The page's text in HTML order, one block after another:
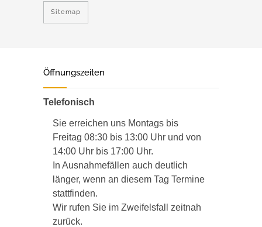
Sitemap
Öffnungszeiten
Telefonisch
Sie erreichen uns Montags bis
Freitag 08:30 bis 13:00 Uhr und von
14:00 Uhr bis 17:00 Uhr.
In Ausnahmefällen auch deutlich
länger, wenn an diesem Tag Termine
stattfinden.
Wir rufen Sie im Zweifelsfall zeitnah
zurück.